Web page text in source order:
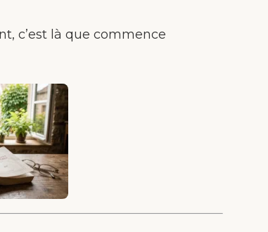
c’est là que commence